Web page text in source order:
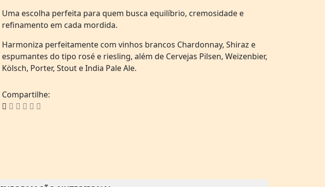
Uma escolha perfeita para quem busca equilíbrio, cremosidade e
refinamento em cada mordida.
Harmoniza perfeitamente com vinhos brancos Chardonnay, Shiraz e
espumantes do tipo rosé e riesling, além de Cervejas Pilsen, Weizenbier,
Kölsch, Porter, Stout e India Pale Ale.
Compartilhe: